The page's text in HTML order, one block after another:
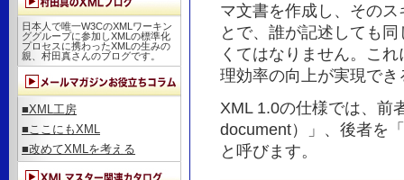
マ文書を作成し、その
とで、誰が記述しても
くてはなりません。こ
理効率の向上が実現でき
XML 1.0の仕様では、前
document）」、後者を
と呼びます。
日本人で唯一W3CのXMLワーキン
ググループに参加しXMLの標準化
プロセスに携わったXMLの生みの
親、村田真さんのブログです。
■XML工房
■ここにもXML
■改めてXMLを考える